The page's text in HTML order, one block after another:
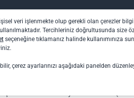
otobüs bileti işlemleri için: Obilet.com
için: Biletall Turizm Seyahat Acentası
veri işlenmekte olup gerekli olan çerezler
Tercihleriniz doğrultusunda size
seçeneğine tıklamanız halinde kullanımınıza
çerez ayarlarınızı aşağıdaki panelden